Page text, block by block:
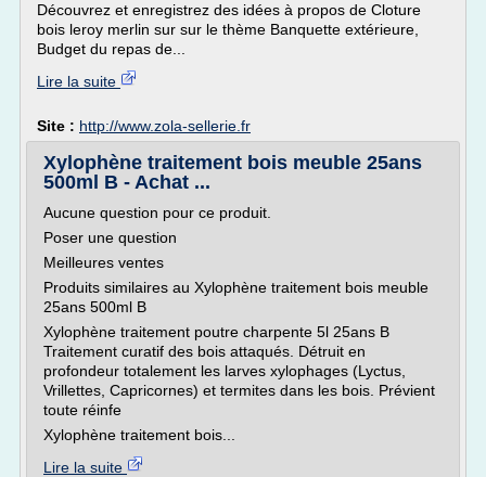
Découvrez et enregistrez des idées à propos de Cloture
bois leroy merlin sur sur le thème Banquette extérieure,
Budget du repas de...
Lire la suite
Site : http://www.zola-sellerie.fr
Xylophène traitement bois meuble 25ans
500ml B - Achat ...
Aucune question pour ce produit.
Poser une question
Meilleures ventes
Produits similaires au Xylophène traitement bois meuble
25ans 500ml B
Xylophène traitement poutre charpente 5l 25ans B
Traitement curatif des bois attaqués. Détruit en
profondeur totalement les larves xylophages (Lyctus,
Vrillettes, Capricornes) et termites dans les bois. Prévient
toute réinfe
Xylophène traitement bois...
Lire la suite